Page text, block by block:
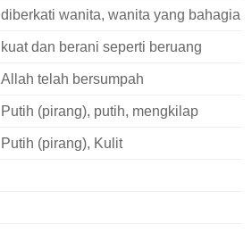
diberkati wanita, wanita yang bahagia
kuat dan berani seperti beruang
Allah telah bersumpah
Putih (pirang), putih, mengkilap
Putih (pirang), Kulit